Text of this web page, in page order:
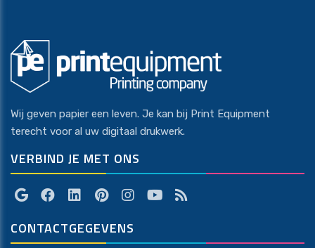
Wij geven papier een leven. Je kan bij Print Equipment
terecht voor al uw digitaal drukwerk.
VERBIND JE MET ONS
CONTACTGEGEVENS